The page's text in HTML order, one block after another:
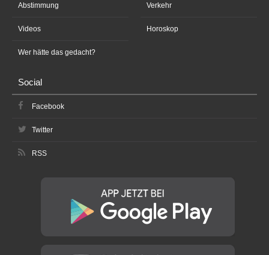
Abstimmung
Videos
Wer hätte das gedacht?
Verkehr
Horoskop
Social
Facebook
Twitter
RSS